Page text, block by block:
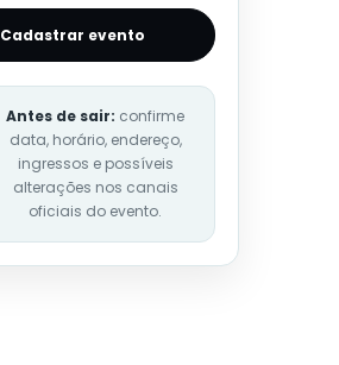
Cadastrar evento
Antes de sair: confirme
data, horário, endereço,
ingressos e possíveis
alterações nos canais
oficiais do evento.